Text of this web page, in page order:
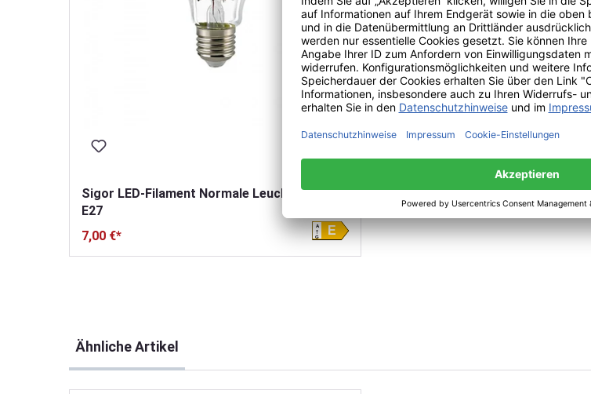
Sigor LED-Filament Normale Leuchtmittel
E27
7,00 €*
E
A
G
Ähnliche Artikel